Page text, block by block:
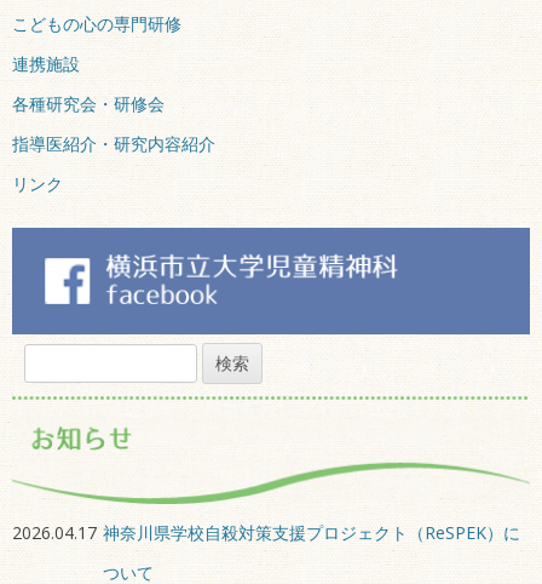
こどもの心の専門研修
連携施設
各種研究会・研修会
指導医紹介・研究内容紹介
リンク
索:
2026.04.17 神奈川県学校自殺対策支援プロジェクト（ReSPEK）に
ついて